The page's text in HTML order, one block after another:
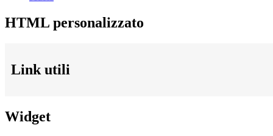
HTML personalizzato
Link utili
Widget